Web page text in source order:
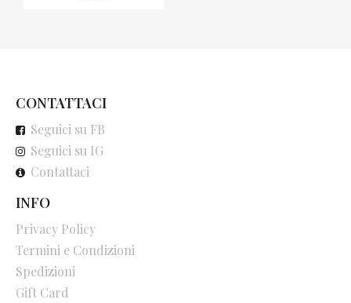
CONTATTACI
Seguici su FB
Seguici su IG
Contattaci
INFO
Privacy Policy
Termini e Condizioni
Spedizioni
Gift Card